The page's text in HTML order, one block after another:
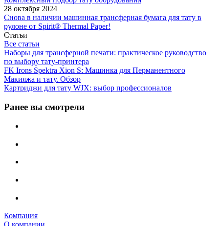
28 октября 2024
Снова в наличии машинная трансферная бумага для тату в
рулоне от Spirit® Thermal Paper!
Статьи
Все статьи
Наборы для трансферной печати: практическое руководство
по выбору тату‑принтера
FK Irons Spektra Xion S: Машинка для Перманентного
Макияжа и тату. Обзор
Картриджи для тату WJX: выбор профессионалов
Ранее вы смотрели
Компания